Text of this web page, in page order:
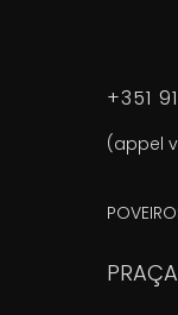
+351
(appel